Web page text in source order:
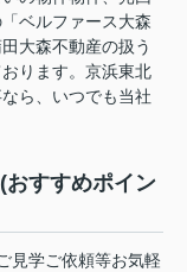
ベルファース大森
大森不動産の扱う
ります。京浜東北
ら、いつでも当社
すすめポイン
見学ご依頼等お気軽